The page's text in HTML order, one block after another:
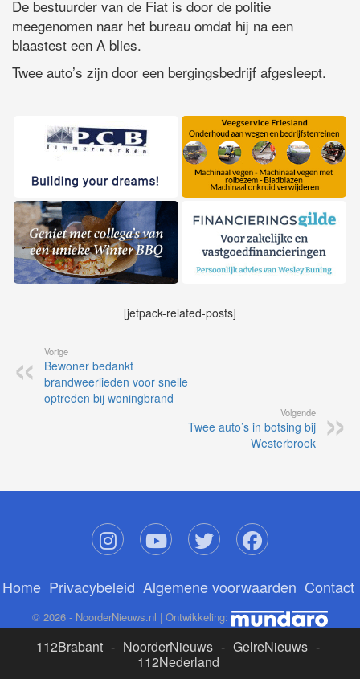
De bestuurder van de Fiat is door de politie
meegenomen naar het bureau omdat hij na een
blaastest een A blies.
Twee auto’s zijn door een bergingsbedrijf afgesleept.
[jetpack-related-posts]
Vorige
Bewoner bedankt
brandweerlieden voor snelle
optreden bij woningbrand
Volgende
Twee auto’s in botsing bij
Westerbroek
Home Privacybeleid Algemene voorwaarden Contact
© 2026 - NoorderNieuws.nl | Ontwikkeling:
112Brabant - NoorderNieuws - GelreNieuws -
112Nederland